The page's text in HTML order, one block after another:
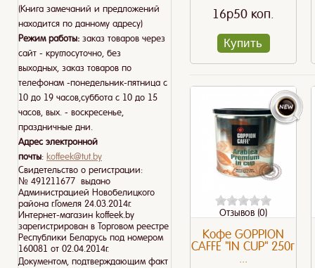
(Книга замечаний и предложений
находится по данному адресу)
Режим работы: заказ товаров через
сайт - круглосуточно, без
выходных, заказ товаров по
телефонам -понедельник-пятница с
10 до 19 часов,суббота с 10 до 15
часов, вых. - воскресенье,
праздничные дни.
Адрес электронной
почты: koffeek@tut.by
Свидетельство о регистрации:
№ 491211677 выдано
Администрацией Новобелицкого
района г.Гомеля 24.03.2014г.
Интернет-магазин koffeek.by
зарегистрирован в Торговом реестре
Республики Беларусь под номером
160081 от 02.04.2014г.
Документом, подтверждающим факт
16p50 коп.
Купить
Отзывов (0)
Кофе GOPPION
CAFFE "IN CUP" 250г
...